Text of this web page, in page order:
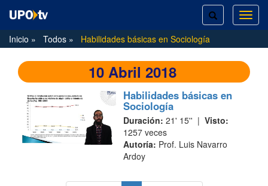
TOGGLE
SEARCH
Inicio
Todos Habilidades básicas en Sociología
10 Abril 2018
Habilidades básicas en
Sociología
Duración: 21' 15'' | Visto:
1257 veces
Autoría: Prof. Luis Navarro
Ardoy